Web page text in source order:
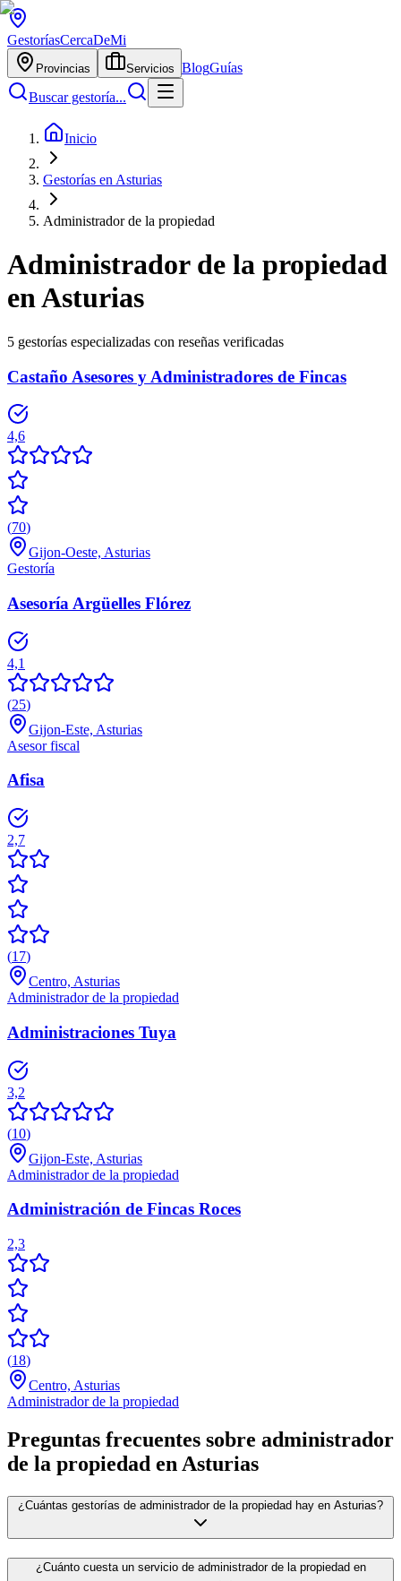
GestoríasCercaDeMi
Provincias Servicios BlogGuías
Buscar gestoría...
Inicio
Gestorías en Asturias
Administrador de la propiedad
Administrador de la propiedad
enAsturias
5 gestorías especializadas con reseñas verificadas
Castaño Asesores y Administradores de Fincas
4,6
(70)
Gijon-Oeste, Asturias
Gestoría
Asesoría Argüelles Flórez
4,1
(25)
Gijon-Este, Asturias
Asesor fiscal
Afisa
2,7
(17)
Centro, Asturias
Administrador de la propiedad
Administraciones Tuya
3,2
(10)
Gijon-Este, Asturias
Administrador de la propiedad
Administración de Fincas Roces
2,3
(18)
Centro, Asturias
Administrador de la propiedad
Preguntas frecuentes sobre administrador
de la propiedad en Asturias
¿Cuántas gestorías de administrador de la propiedad hay en Asturias?
¿Cuánto cuesta un servicio de administrador de la propiedad en